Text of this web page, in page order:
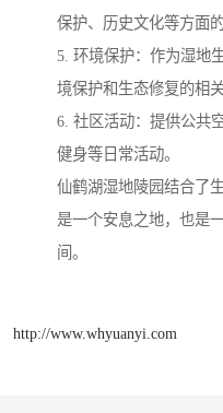
保护、历史文化等方面
5. 环境保护：作为湿地
境保护和生态修复的相
6. 社区活动：提供公共
健身等日常活动。
仙鹤湖湿地陵园结合了
是一个安息之地，也是
间。
http://www.whyuanyi.com